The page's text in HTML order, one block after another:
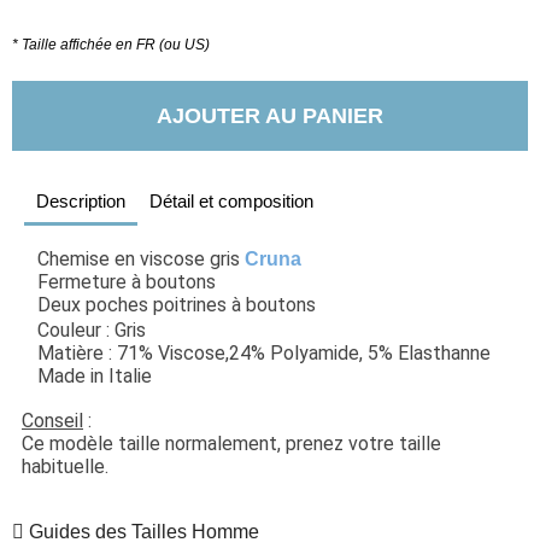
* Taille affichée en FR (ou US)
AJOUTER AU PANIER
Description Détail et composition
Chemise en viscose gris Cruna
Fermeture à boutons
Deux poches poitrines à boutons
Couleur : Gris
Matière : 71% Viscose,24% Polyamide, 5% Elasthanne
Made in Italie
Conseil :
Ce modèle taille normalement, prenez votre taille
habituelle.
Guides des Tailles Homme